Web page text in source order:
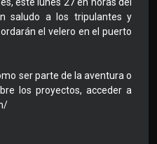
este lunes 27 en horas del
saludo a los tripulantes y
el velero en el puerto
ser parte de la aventura o
los proyectos, acceder a